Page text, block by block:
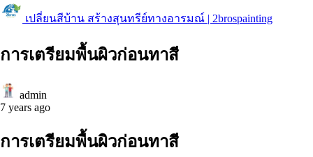
เปลี่ยนสีบ้าน สร้างสุนทรีย์ทางอารมณ์ | 2brospainting
การเตรียมพื้นผิวก่อนทาสี
admin
7 years ago
การเตรียมพื้นผิวก่อนทาสี